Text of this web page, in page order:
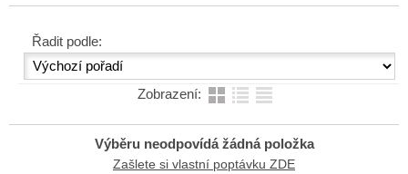
Řadit podle:
Zobrazení:
Výběru neodpovídá žádná položka
Zašlete si vlastní poptávku ZDE